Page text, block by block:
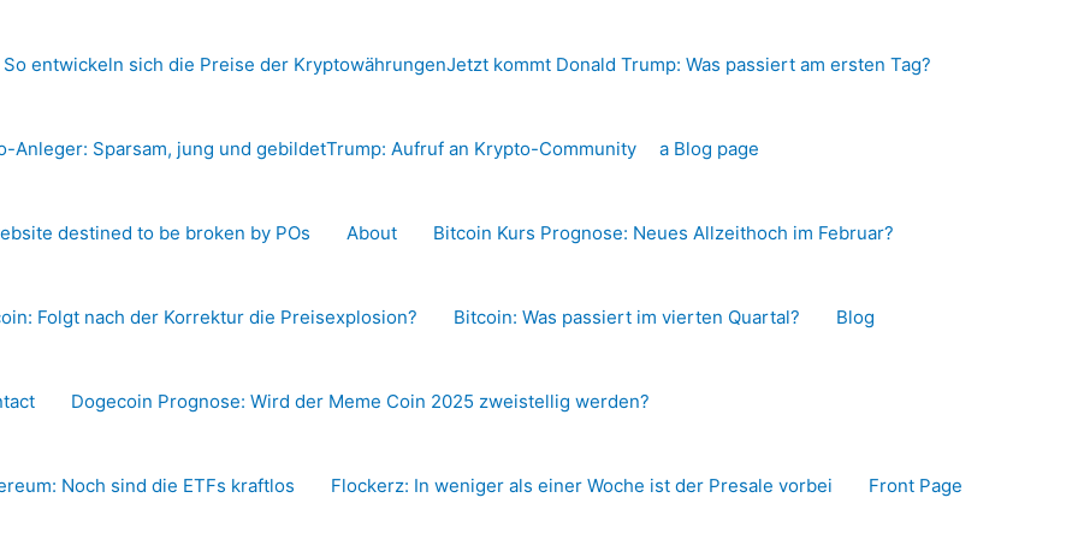
So entwickeln sich die Preise der KryptowährungenJetzt kommt Donald Trump: Was passiert am ersten Tag?
Anleger: Sparsam, jung und gebildetTrump: Aufruf an Krypto-Community a Blog page
destined to be broken by POs About Bitcoin Kurs Prognose: Neues Allzeithoch im Februar?
Folgt nach der Korrektur die Preisexplosion? Bitcoin: Was passiert im vierten Quartal? Blog
Dogecoin Prognose: Wird der Meme Coin 2025 zweistellig werden?
Noch sind die ETFs kraftlos Flockerz: In weniger als einer Woche ist der Presale vorbei Front Page